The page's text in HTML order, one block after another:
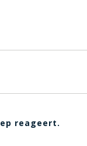
reageert.